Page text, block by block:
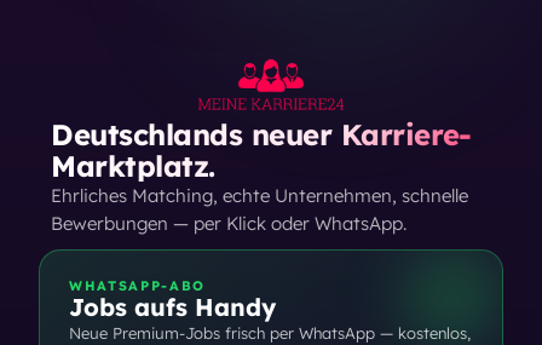
Deutschlands neuer Karriere-
Marktplatz.
Ehrliches Matching, echte Unternehmen, schnelle
Bewerbungen — per Klick oder WhatsApp.
WHATSAPP-ABO
Jobs aufs Handy
Neue Premium-Jobs frisch per WhatsApp — kostenlos,